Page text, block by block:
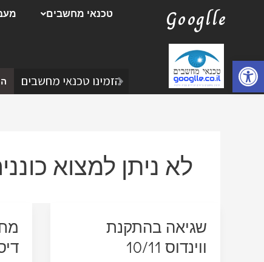
פתח סרגל נגישות
Googlle טכנאי מחשבים
הזמינו טכנאי מחשבים
לא ניתן למצוא
שגיאה בהתקנת
ווינדוס 10/11